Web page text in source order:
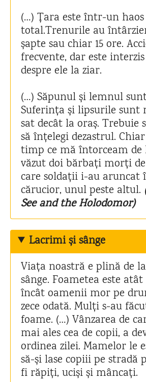
(…) Țara este într-un haos
total.Trenurile au
șapte sau chiar 15 ore.
frecvente, dar este
despre ele la ziar.
(…) Săpunul și lemnul
Suferința și lipsurile sunt
sat decât la oraș. Trebuie
să înțelegi dezastrul.
timp ce mă întorceam
văzut doi bărbați morți
care soldații i-au
cărucior, unul peste altul.
See and the Holodomor)
Lacrimi și sânge
Viața noastră e plină de
sânge. Foametea este
încât oamenii mor pe
zece odată. Mulți s-au
foame. (…) Vânzarea de
mai ales cea de copii, a
ordinea zilei. Mamelor le
să-și lase copiii pe stradă
fi răpiți, uciși și mâncați.